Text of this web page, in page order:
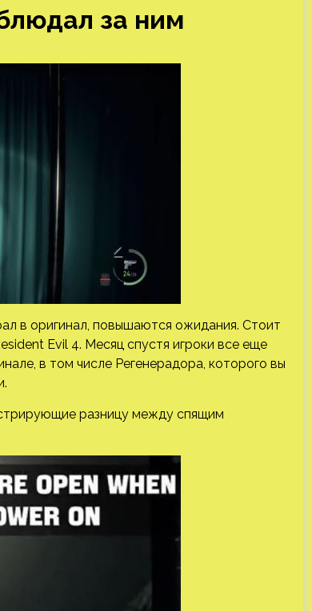
за ним
в оригинал, повышаются ожидания. Стоит
Evil 4. Месяц спустя игроки все еще
в том числе Регенерадора, которого вы
разницу между спящим